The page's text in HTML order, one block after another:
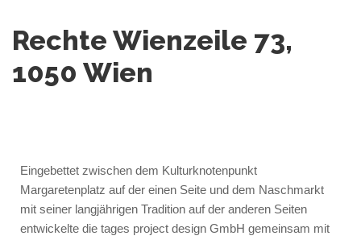
Rechte Wienzeile 73,
1050 Wien
Eingebettet zwischen dem Kulturknotenpunkt
Margaretenplatz auf der einen Seite und dem Naschmarkt
mit seiner langjährigen Tradition auf der anderen Seiten
entwickelte die tages project design GmbH gemeinsam mit